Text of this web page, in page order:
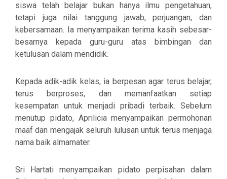
siswa telah belajar bukan hanya ilmu pengetahuan,
tetapi juga nilai tanggung jawab, perjuangan, dan
kebersamaan. Ia menyampaikan terima kasih sebesar-
besarnya kepada guru-guru atas bimbingan dan
ketulusan dalam mendidik.
Kepada adik-adik kelas, ia berpesan agar terus belajar,
terus berproses, dan memanfaatkan setiap
kesempatan untuk menjadi pribadi terbaik. Sebelum
menutup pidato, Aprilicia menyampaikan permohonan
maaf dan mengajak seluruh lulusan untuk terus menjaga
nama baik almamater.
Sri Hartati menyampaikan pidato perpisahan dalam